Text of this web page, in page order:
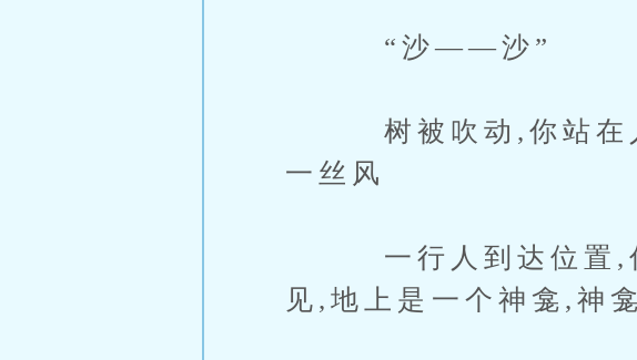
“沙——沙”
树被吹动,你站在人
一丝风
一行人到达位置,你
见,地上是一个神龛,神